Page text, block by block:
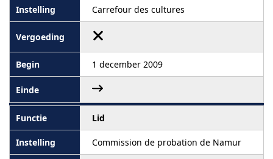
Carrefour des cultures
1 december 2009
Lid
Commission de probation de Namur